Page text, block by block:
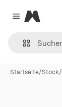
Close menu
Magnific
Startseite/Stock/